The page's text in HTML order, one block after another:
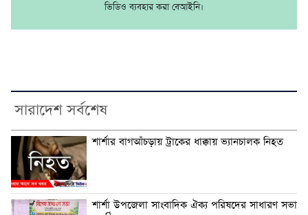
ভিডিও ব্যবহার করা বেআইনি।
সারাদেশ সর্বশেষ
শার্শার বাগআঁচড়ায় ট্রাকের ধাক্কায় ভ্যানচালক নিহত
শার্শা উপজেলা সাংবাদিক ঐক্য পরিষদের সাধারণ সভা